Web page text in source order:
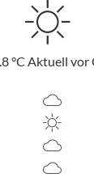
°C Aktuell vor